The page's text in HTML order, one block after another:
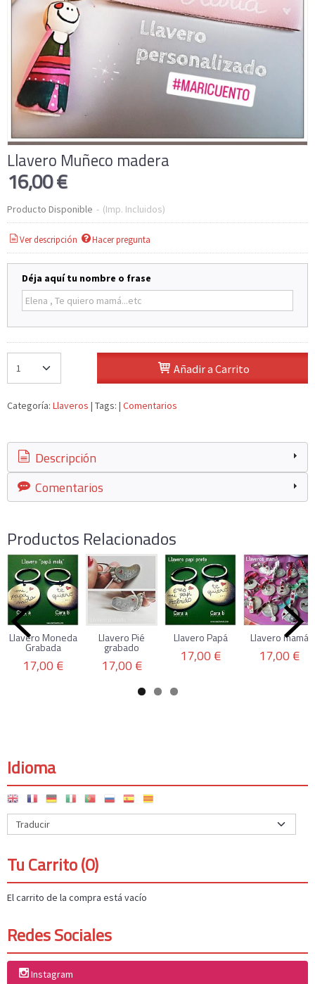
Idioma
Tu Carrito (0)
El carrito de la compra está vacío
Redes Sociales
Instagram
Llavero Muñeco madera
16,00 €
Producto Disponible - (Imp. Incluidos)
Ver descripción Hacer pregunta
Déja aquí tu nombre o frase
Añadir a Carrito
Categoría: Llaveros | Tags: | Comentarios
Descripción
Comentarios
Productos Relacionados
Llavero Moneda
Grabada
17,00 €
Llavero Pié
grabado
17,00 €
Llavero Papá
17,00 €
Llavero mamá
17,00 €